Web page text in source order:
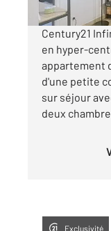
Century21
en hyper-
appartement
d'une petite
sur séjour
deux
Exclusivité